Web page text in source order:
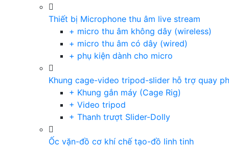
Thiết bị Microphone thu âm live stream
+ micro thu âm không dây (wireless)
+ micro thu âm có dây (wired)
+ phụ kiện dành cho micro
Khung cage-video tripod-slider hỗ trợ quay
+ Khung gắn máy (Cage Rig)
+ Video tripod
+ Thanh trượt Slider-Dolly
Ốc vặn-đồ cơ khí chế tạo-đồ linh tinh